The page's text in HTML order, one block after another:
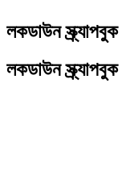
লকডাউন স্ক্র্যাপবুক
লকডাউন স্ক্র্যাপবুক